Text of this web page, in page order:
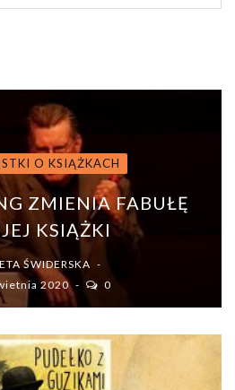
O KSIĄŻKACH
ZMIENIA FABUŁĘ
KSIĄŻKI
ŚWIDERSKA
2020
0